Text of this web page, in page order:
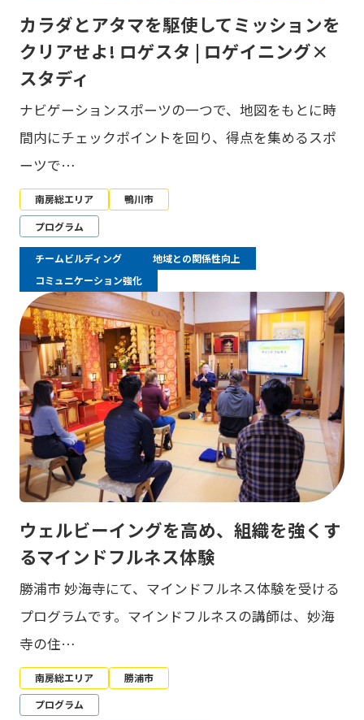
カラダとアタマを駆使してミッションを
クリアせよ! ロゲスタ | ロゲイニング×
スタディ
ナビゲーションスポーツの一つで、地図をもとに時
間内にチェックポイントを回り、得点を集めるスポ
ーツで…
南房総エリア
鴨川市
プログラム
チームビルディング
地域との関係性向上
コミュニケーション強化
ウェルビーイングを高め、組織を強くす
るマインドフルネス体験
勝浦市 妙海寺にて、マインドフルネス体験を受ける
プログラムです。マインドフルネスの講師は、妙海
寺の住…
南房総エリア
勝浦市
プログラム